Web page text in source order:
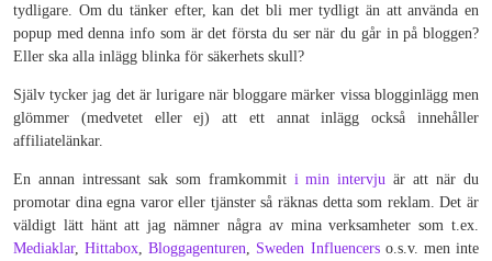
tydligare. Om du tänker efter, kan det bli mer tydligt än att använda en
popup med denna info som är det första du ser när du går in på bloggen?
Eller ska alla inlägg blinka för säkerhets skull?
Själv tycker jag det är lurigare när bloggare märker vissa blogginlägg men
glömmer (medvetet eller ej) att ett annat inlägg också innehåller
affiliatelänkar.
En annan intressant sak som framkommiti min intervju är att när du
promotar dina egna varor eller tjänster så räknas detta som reklam. Det är
väldigt lätt hänt att jag nämner några av mina verksamheter som t.ex.
Mediaklar,Hittabox ,Bloggagenturen Sweden Influencerso.s.v. men inte